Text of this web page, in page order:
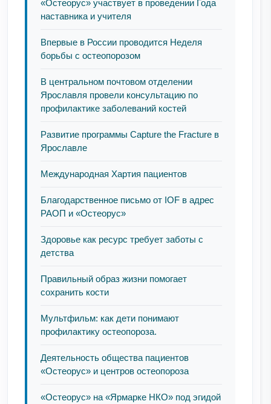
«Остеорус» участвует в проведении Года
наставника и учителя
Впервые в России проводится Неделя
борьбы с остеопорозом
В центральном почтовом отделении
Ярославля провели консультацию по
профилактике заболеваний костей
Развитие программы Capture the Fracture в
Ярославле
Международная Хартия пациентов
Благодарственное письмо от IOF в адрес
РАОП и «Остеорус»
Здоровье как ресурс требует заботы с
детства
Правильный образ жизни помогает
сохранить кости
Мультфильм: как дети понимают
профилактику остеопороза.
Деятельность общества пациентов
«Остеорус» и центров остеопороза
«Остеорус» на «Ярмарке НКО» под эгидой